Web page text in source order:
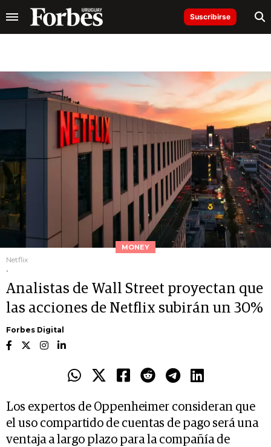
Suscribirse
MONEY
Netflix
.
Analistas de Wall Street proyectan que
las acciones de Netflix subirán un 30%
Forbes Digital
Los expertos de Oppenheimer consideran que
el uso compartido de cuentas de pago será una
ventaja a largo plazo para la compañía de